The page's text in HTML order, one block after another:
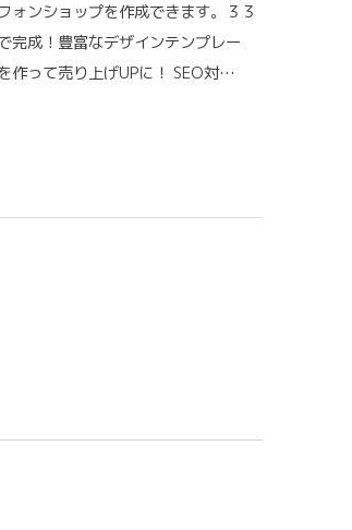
ォンショップを作成できます。３３
完成！豊富なデザインテンプレー
作って売り上げUPに！ SEO対…